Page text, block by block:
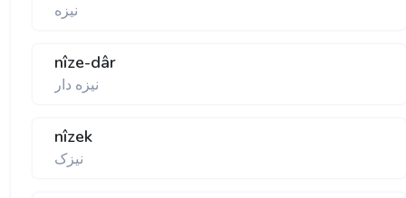
نيزه
nîze-dâr
نيزه دار
nîzek
نيزک